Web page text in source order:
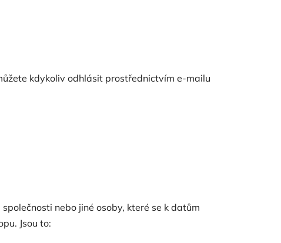
kdykoliv odhlásit prostřednictvím e-mailu
nebo jiné osoby, které se k datům
Jsou to: